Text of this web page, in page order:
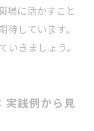
場に活かすこと
しています。
いきましょう。
実践例から見